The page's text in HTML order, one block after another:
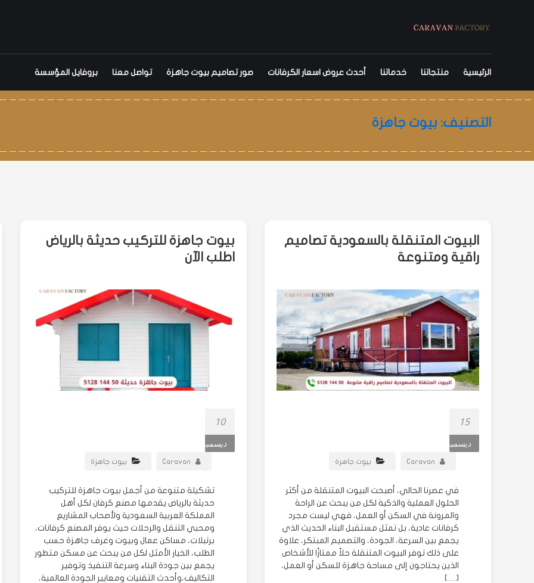
والبيوت
الجاهزة
تصميم
الكرفانات
البركسات,
غرف
جاهزة,
شينكو.
نسعى
للنمو
في
صناعة
من خلال
الرئيسية منتجاتنا خدماتنا أحدث عروض اسعار الكرفانات صور تصاميم بيوت جاهزة تواصل معنا بروفايل المؤسسة
التصنيف: بيوت جاهزة
البيوت المتنقلة بالسعودية تصاميم
راقية ومتنوعة
15
ديسمبر
Caravan بيوت جاهزة
في عصرنا الحالي، أصبحت البيوت المتنقلة من أكثر
الحلول العملية والذكية لكل من يبحث عن الراحة
والمرونة في السكن أو العمل، فهي ليست مجرد
كرفانات عادية، بل تمثل مستقبل البناء الحديث الذي
يجمع بين السرعة، الجودة، والتصميم المبتكر، علاوة
على ذلك توفر البيوت المتنقلة حلاً ممتازًا للأشخاص
الذين يحتاجون إلى مساحة جاهزة للسكن أو العمل،
[…]
بيوت جاهزة للتركيب حديثة بالرياض
اطلب الآن
10
ديسمبر
Caravan بيوت جاهزة
تشكيلة متنوعة من أجمل بيوت جاهزة للتركيب
حديثة بالرياض يقدمها مصنع كرفان لكل أهل
المملكة العربية السعودية ولأصحاب المشاريع
ومحبي التنقل والرحلات حيث يوفر المصنع كرفانات،
برتبلات، مساكن عمال وبيوت وغرف جاهزة حسب
الطلب، الخيار الأمثل لكل من يبحث عن مسكن متطور
يجمع بين جودة البناء وسرعة التنفيذ وتوفير
التكاليف،وأحدث التقنيات ومعايير الجودة العالمية،